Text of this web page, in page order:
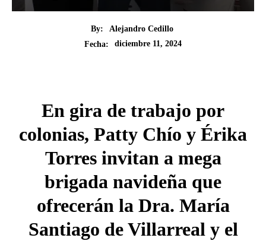
By:
Alejandro Cedillo
Fecha:
diciembre 11, 2024
En gira de trabajo por
colonias, Patty Chío y Érika
Torres invitan a mega
brigada navideña que
ofrecerán la Dra. María
Santiago de Villarreal y el